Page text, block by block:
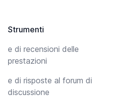
Strumenti
e di recensioni delle
prestazioni
e di risposte al forum di
discussione